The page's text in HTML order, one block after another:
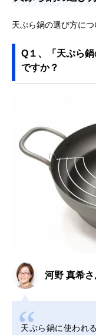
天ぷら鍋の選び方につ
Q１、「天ぷら
ですか？
河野 真希さ
天ぷら鍋に使われ